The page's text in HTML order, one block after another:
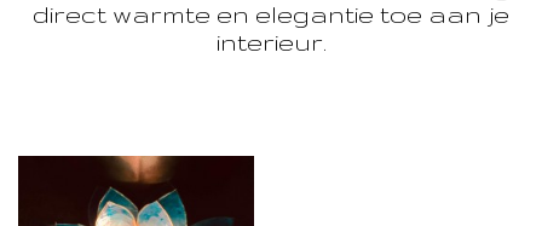
direct warmte en elegantie toe aan je
interieur.